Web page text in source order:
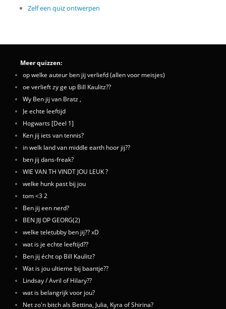
Zelf een quiz ontwerpen
Meer quizzen:
op welke auteur ben jij verliefd (allen voor meisjes)
oe verlieft zy ge up Bill Kaulitz??
Wy Ben jij van Bratz ,
Je echte leeftijd
Hogwarts [Deel 1]
Ken jij iets van tennis?
in welk land van middle earth hoor jij??
ben jij dans-freak?
WIE VAN TH VINDT JOU LEUK ?
welke hunk past bij jou
tom <3 2
Ben jij een nerd?
BEN JIJ OP GEORG(2)
welke teletubby ben jij?? xD
wat is je echte leeftijd??
Ben jij écht op Bill Kaulitz?
Wat is jou ultieme bij baantje??
Lindsay / Avril of Hilary??
wat is belangrijk voor jou?
Net zo'n bitch als Bettina, Julia, Kyra of Shirina?